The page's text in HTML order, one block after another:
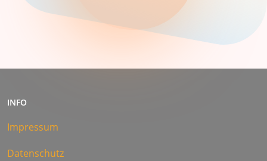
INFO
Impressum
Datenschutz